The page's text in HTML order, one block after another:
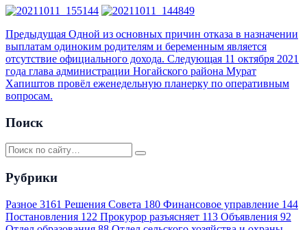
Предыдущая Одной из основных причин отказа в назначении
выплатам одиноким родителям и беременным является
отсутствие официального дохода. Следующая 11 октября 2021
года глава администрации Ногайского района Мурат
Хапиштов провёл еженедельную планерку по оперативным
вопросам.
Поиск
Рубрики
Разное 3161 Решения Совета 180 Финансовое управление 144
Постановления 122 Прокурор разъясняет 113 Объявления 92